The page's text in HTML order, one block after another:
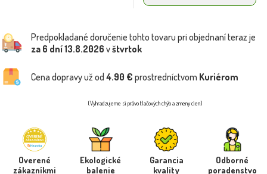
Predpokladané doručenie tohto tovaru pri objednaní teraz je
za 6 dní13.8.2026 vštvrtok
Cena dopravy už od 4.90 € prostredníctvom Kuriérom
(Vyhradzujeme si právo tlačových chýb a zmeny cien)
Overené
zákazníkmi
Ekologické
balenie
Garancia
kvality
Odborné
poradenstvo